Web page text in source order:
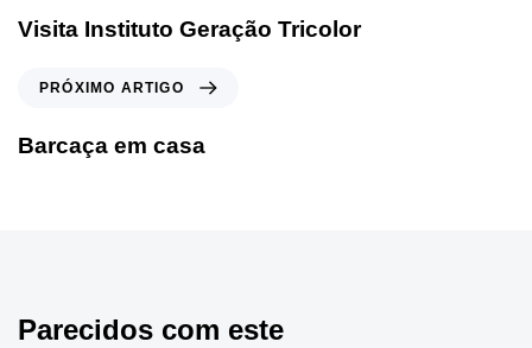
Visita Instituto Geração Tricolor
PRÓXIMO ARTIGO
Barcaça em casa